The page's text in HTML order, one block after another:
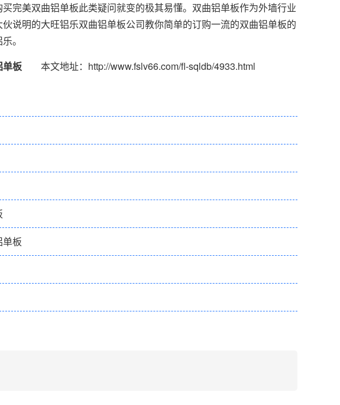
完美双曲铝单板此类疑问就变的极其易懂。双曲铝单板作为外墙行业
说明的大旺铝乐双曲铝单板公司教你简单的订购一流的双曲铝单板的
。
单板 本文地址：http://www.fslv66.com/fl-sqldb/4933.html
板